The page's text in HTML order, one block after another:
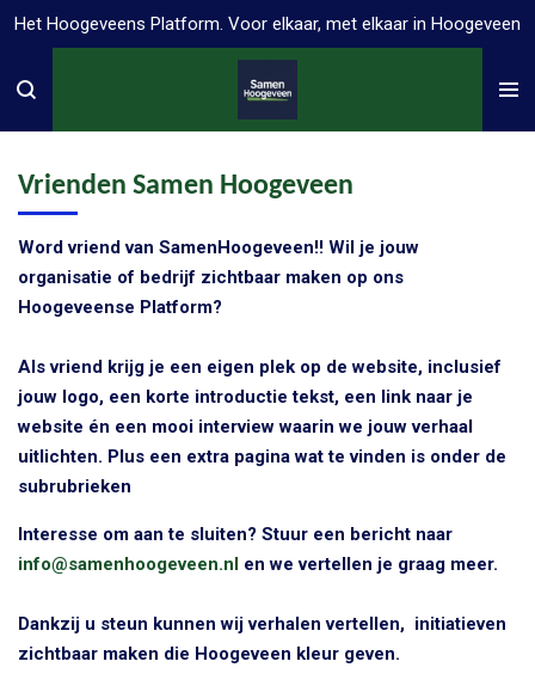
Ga
naar
Het Hoogeveens Platform. Voor elkaar, met elkaar in Hoogeveen
Vrienden Samen Hoogeveen
Word vriend van SamenHoogeveen!! Wil je jouw
organisatie of bedrijf zichtbaar maken op ons
Hoogeveense Platform?
Als vriend krijg je een eigen plek op de website, inclusief
jouw logo, een korte introductie tekst, een link naar je
website én een mooi interview waarin we jouw verhaal
uitlichten. Plus een extra pagina wat te vinden is onder de
subrubrieken
Interesse om aan te sluiten? Stuur een bericht naar
info@samenhoogeveen.nl en we vertellen je graag meer.
Dankzij u steun kunnen wij verhalen vertellen, initiatieven
zichtbaar maken die Hoogeveen kleur geven.